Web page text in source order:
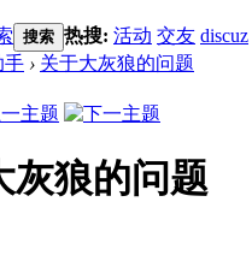
搜索 热搜: 活动 交友 discuz
手 › 关于大灰狼的问题
灰狼的问题